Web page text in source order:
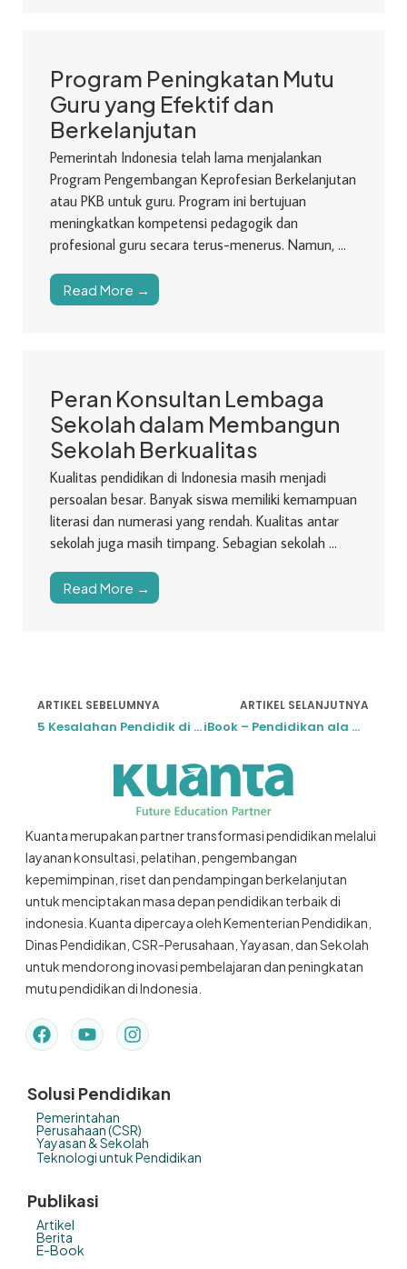
Program Peningkatan Mutu
Guru yang Efektif dan
Berkelanjutan
Pemerintah Indonesia telah lama menjalankan
Program Pengembangan Keprofesian Berkelanjutan
atau PKB untuk guru. Program ini bertujuan
meningkatkan kompetensi pedagogik dan
profesional guru secara terus-menerus. Namun, ...
Read More →
Peran Konsultan Lembaga
Sekolah dalam Membangun
Sekolah Berkualitas
Kualitas pendidikan di Indonesia masih menjadi
persoalan besar. Banyak siswa memiliki kemampuan
literasi dan numerasi yang rendah. Kualitas antar
sekolah juga masih timpang. Sebagian sekolah ...
Read More →
ARTIKEL SEBELUMNYA
5 Kesalahan Pendidik di Indonesia
ARTIKEL SELANJUTNYA
iBook – Pendidikan ala Mbah Google vs Guru
Kuanta merupakan partner transformasi pendidikan melalui
layanan konsultasi, pelatihan, pengembangan
kepemimpinan, riset dan pendampingan berkelanjutan
untuk menciptakan masa depan pendidikan terbaik di
indonesia. Kuanta dipercaya oleh Kementerian Pendidikan,
Dinas Pendidikan, CSR-Perusahaan, Yayasan, dan Sekolah
untuk mendorong inovasi pembelajaran dan peningkatan
mutu pendidikan di Indonesia.
Solusi Pendidikan
Pemerintahan
Perusahaan (CSR)
Yayasan & Sekolah
Teknologi untuk Pendidikan
Publikasi
Artikel
Berita
E-Book